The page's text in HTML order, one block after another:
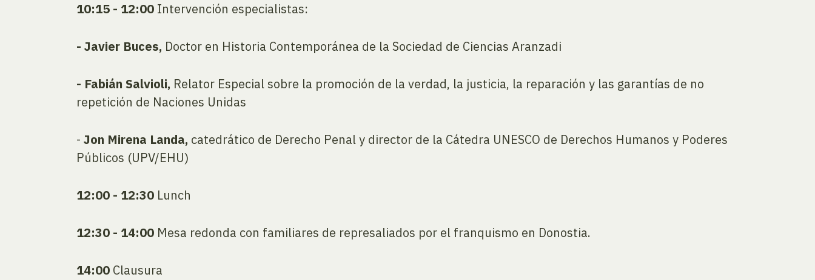
10:15 - 12:00 Intervención especialistas:
- Javier Buces, Doctor en Historia Contemporánea de la Sociedad de Ciencias Aranzadi
- Fabián Salvioli, Relator Especial sobre la promoción de la verdad, la justicia, la reparación y las garantías de no
repetición de Naciones Unidas
- Jon Mirena Landa, catedrático de Derecho Penal y director de la Cátedra UNESCO de Derechos Humanos y Poderes
Públicos (UPV/EHU)
12:00 - 12:30 Lunch
12:30 - 14:00 Mesa redonda con familiares de represaliados por el franquismo en Donostia.
14:00 Clausura